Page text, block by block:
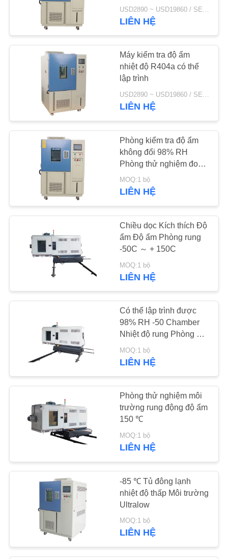
Phòng thử nghiệm
ăn mòn phun muối
84
Phòng thử nghiệm
xenon
56
Phòng thử nghiệm
thời tiết UV
54
Cát và bụi kiểm tra
buồng
67
Phòng thử nghiệm
phun nước
tâm lý môi trường
USD2890 ~ USD19860 / SET MOQ:1 bộ
LIÊN HỆ
Máy kiểm tra độ ẩm
nhiệt độ R404a có thể
lập trình
USD2890 ~ USD19860 / SET MOQ:1 bộ
LIÊN HỆ
Phòng kiểm tra độ ẩm
không đổi 98% RH
Phòng thử nghiệm đo
tâm lý môi trường
MOQ:1 bộ
LIÊN HỆ
Chiều dọc Kích thích Độ
ẩm Độ ẩm Phòng rung
-50C ～ + 150C
MOQ:1 bộ
LIÊN HỆ
Có thể lập trình được
98% RH -50 Chamber
Nhiệt độ rung Phòng độ
ẩm
MOQ:1 bộ
LIÊN HỆ
Phòng thử nghiệm môi
trường rung động độ ẩm
150 ℃
MOQ:1 bộ
LIÊN HỆ
-85 ℃ Tủ đông lạnh
nhiệt độ thấp Môi trường
Ultralow
MOQ:1 bộ
LIÊN HỆ